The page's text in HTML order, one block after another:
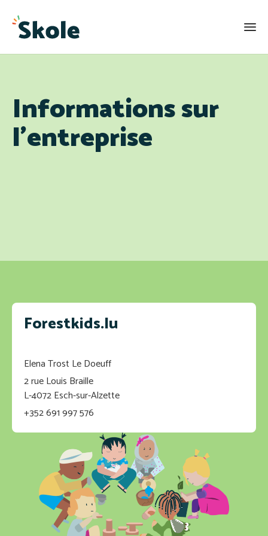
Informations sur
l’entreprise
Forestkids.lu
Elena Trost Le Doeuff
2 rue Louis Braille
L-4072 Esch-sur-Alzette
+352 691 997 576